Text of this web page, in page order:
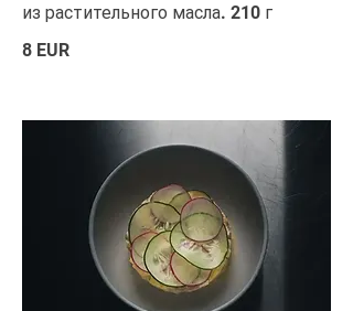
из растительного масла. 210 г
8 EUR